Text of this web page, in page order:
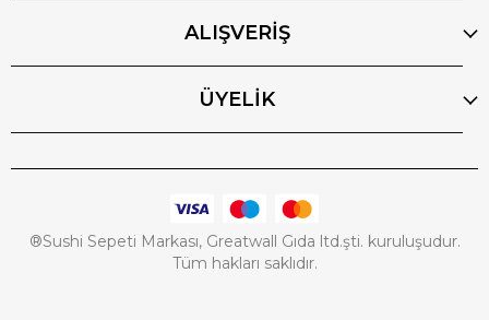
ALIŞVERİŞ
ÜYELİK
®Sushi Sepeti Markası, Greatwall Gıda ltd.şti. kuruluşudur.
Tüm hakları saklıdır.